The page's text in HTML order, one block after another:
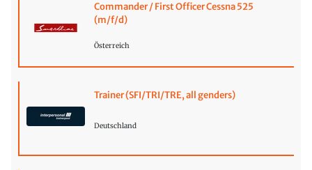
Commander / First Officer Cessna 525
(m/f/d)
Österreich
Trainer (SFI/TRI/TRE, all genders)
Deutschland